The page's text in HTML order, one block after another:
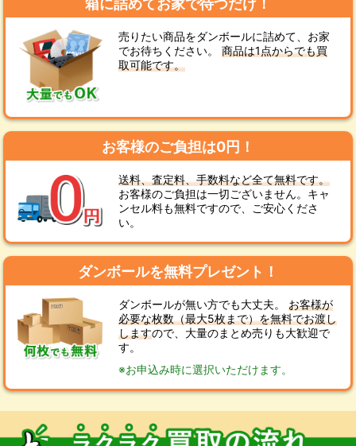
売りたい商品をダンボールに詰めて、お家
でお待ちください。商品は1点からでも買
取可能です。
お客様のご負担は0円！
送料、査定料、手数料など全て無料です。
お客様のご負担は一切ございません。キャ
ンセル料も無料ですので、ご安心くださ
い。
ダンボールを無料プレゼント！
ダンボールが無い方でも大丈夫。お客様が
必要な枚数（最大5枚まで）を無料でお渡し
しますので、大量のまとめ売りも大歓迎で
す。
※お申込み時に選択いただけます。